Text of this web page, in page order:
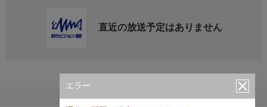
エラー
直近の放送予定はありません